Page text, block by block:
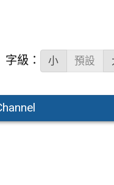
字級： 小 預設